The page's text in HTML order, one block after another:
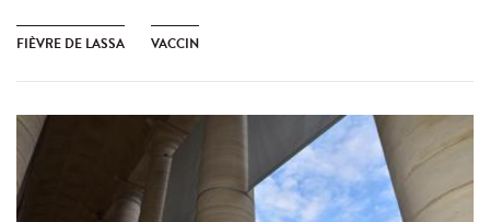
FIÈVRE DE LASSA VACCIN